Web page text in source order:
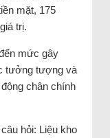
mặt, 175
trị.
mức gây
tưởng tượng và
chân chính
hỏi: Liệu kho